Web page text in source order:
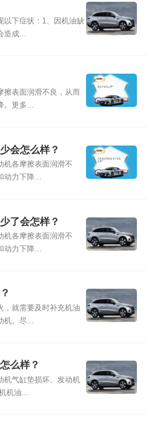
以下症状：1、因机油缺
成...
擦表面润滑不良，从而
。更多...
会怎么样？
机各摩擦表面润滑不
动力下降...
了会怎样？
机各摩擦表面润滑不
动力下降...
，就需要及时补充机油
机。尽...
么样？
机气缸垫损坏、发动机
机油...